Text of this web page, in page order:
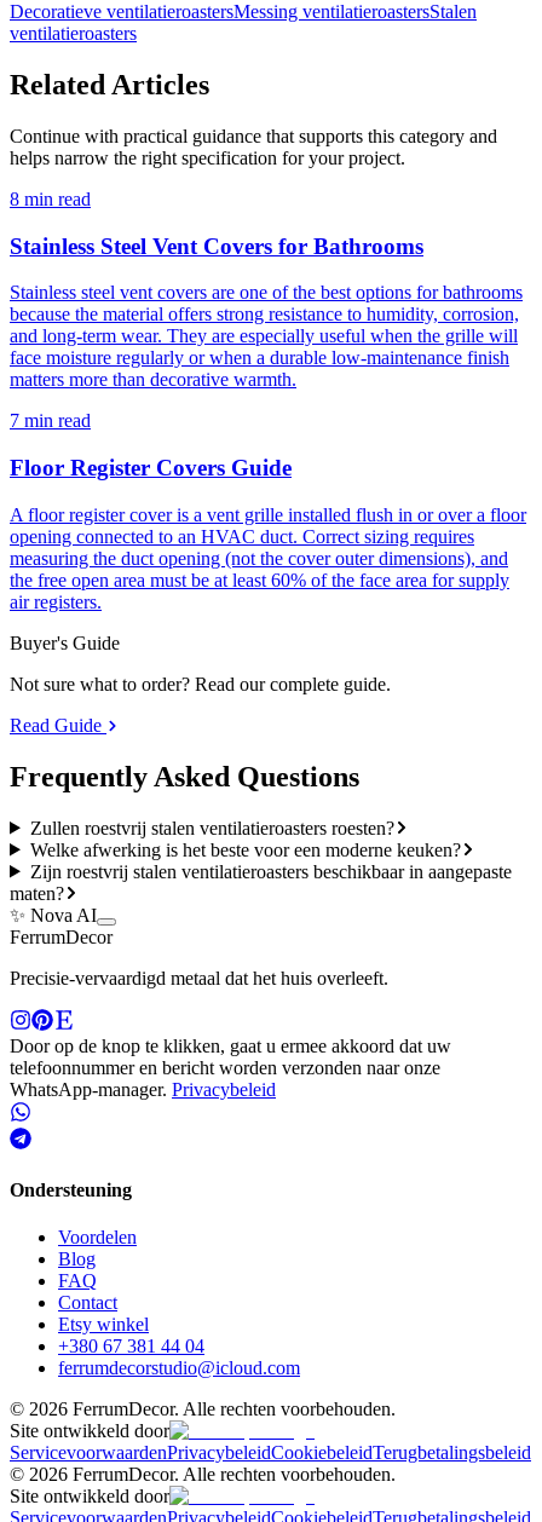
Decoratieve ventilatieroastersMessing ventilatieroastersStalen
ventilatieroasters
Related Articles
Continue with practical guidance that supports this category and
helps narrow the right specification for your project.
8 min read
Stainless Steel Vent Covers for Bathrooms
Stainless steel vent covers are one of the best options for bathrooms
because the material offers strong resistance to humidity, corrosion,
and long-term wear. They are especially useful when the grille will
face moisture regularly or when a durable low-maintenance finish
matters more than decorative warmth.
7 min read
Floor Register Covers Guide
A floor register cover is a vent grille installed flush in or over a floor
opening connected to an HVAC duct. Correct sizing requires
measuring the duct opening (not the cover outer dimensions), and
the free open area must be at least 60% of the face area for supply
air registers.
Buyer's Guide
Not sure what to order? Read our complete guide.
Read Guide
Frequently Asked Questions
Zullen roestvrij stalen ventilatieroasters roesten?
Welke afwerking is het beste voor een moderne keuken?
Zijn roestvrij stalen ventilatieroasters beschikbaar in aangepaste
maten?
✨ Nova AI
FerrumDecor
Precisie-vervaardigd metaal dat het huis overleeft.
Door op de knop te klikken, gaat u ermee akkoord dat uw
telefoonnummer en bericht worden verzonden naar onze
WhatsApp-manager. Privacybeleid
Ondersteuning
Voordelen
Blog
FAQ
Contact
Etsy winkel
+380 67 381 44 04
ferrumdecorstudio@icloud.com
© 2026 FerrumDecor. Alle rechten voorbehouden.
Site ontwikkeld door
ServicevoorwaardenPrivacybeleidCookiebeleidTerugbetalingsbeleid
© 2026 FerrumDecor. Alle rechten voorbehouden.
Site ontwikkeld door
ServicevoorwaardenPrivacybeleidCookiebeleidTerugbetalingsbeleid